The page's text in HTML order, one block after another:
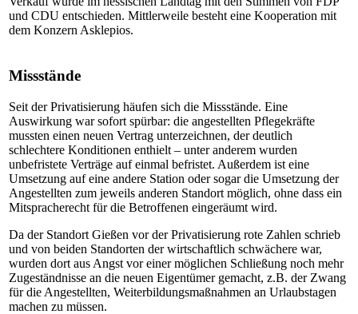
und CDU entschieden. Mittlerweile besteht eine Kooperation mit
dem Konzern Asklepios.
Missstände
Seit der Privatisierung häufen sich die Missstände. Eine
Auswirkung war sofort spürbar: die angestellten Pflegekräfte
mussten einen neuen Vertrag unterzeichnen, der deutlich
schlechtere Konditionen enthielt – unter anderem wurden
unbefristete Verträge auf einmal befristet. Außerdem ist eine
Umsetzung auf eine andere Station oder sogar die Umsetzung der
Angestellten zum jeweils anderen Standort möglich, ohne dass ein
Mitspracherecht für die Betroffenen eingeräumt wird.
Da der Standort Gießen vor der Privatisierung rote Zahlen schrieb
und von beiden Standorten der wirtschaftlich schwächere war,
wurden dort aus Angst vor einer möglichen Schließung noch mehr
Zugeständnisse an die neuen Eigentümer gemacht, z.B. der Zwang
für die Angestellten, Weiterbildungsmaßnahmen an Urlaubstagen
machen zu müssen.